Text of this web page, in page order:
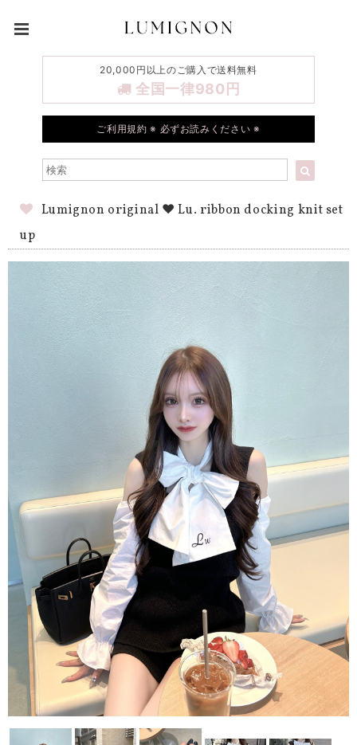
20,000円以上のご購入で送料無料
全国一律980円
ご利用規約 ※ 必ずお読みください ※
Lumignon original ♥ Lu. ribbon docking knit set
up